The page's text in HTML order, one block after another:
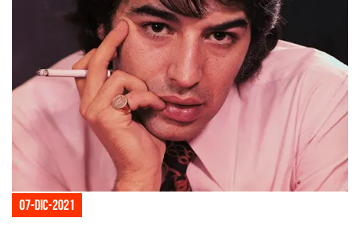
07-dic-2021